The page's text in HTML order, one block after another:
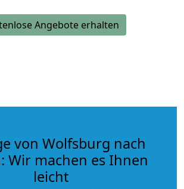
Angebote erhalten
von Wolfsburg nach
Wir machen es Ihnen
leicht